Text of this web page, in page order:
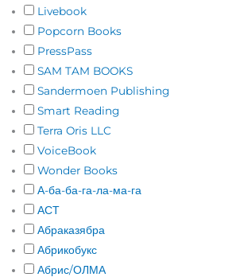
Livebook
Popcorn Books
PressPass
SAM TAM BOOKS
Sandermoen Publishing
Smart Reading
Terra Oris LLC
VoiceBook
Wonder Books
А-ба-ба-га-ла-ма-га
АСТ
Абраказябра
Абрикобукс
Абрис/ОЛМА